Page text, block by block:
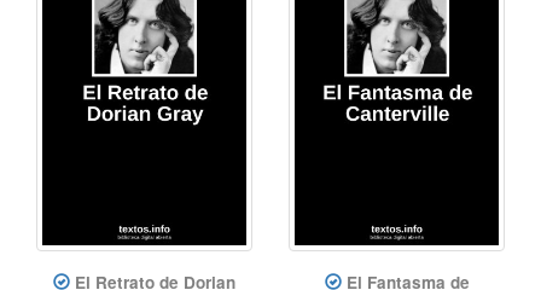
El Retrato de Dorian
El Fantasma de